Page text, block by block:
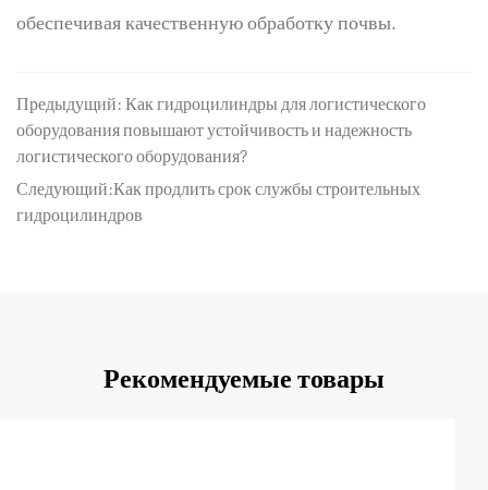
обеспечивая качественную обработку почвы.
Предыдущий: Как гидроцилиндры для логистического
оборудования повышают устойчивость и надежность
логистического оборудования?
Следующий:Как продлить срок службы строительных
гидроцилиндров
Рекомендуемые товары